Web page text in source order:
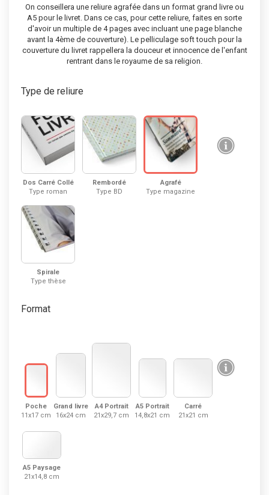
On conseillera une reliure agrafée dans un format grand livre ou
A5 pour le livret. Dans ce cas, pour cette reliure, faites en sorte
d'avoir un multiple de 4 pages avec incluant une page blanche
avant la 4ème de couverture). Le pelliculage soft touch pour la
couverture du livret rappellera la douceur et innocence de l'enfant
rentrant dans le royaume de sa religion.
Type de reliure
Dos Carré Collé
Type roman
Rembordé
Type BD
Agrafé
Type magazine
Spirale
Type thèse
Format
Poche
11x17 cm
Grand livre
16x24 cm
A4 Portrait
21x29,7 cm
A5 Portrait
14,8x21 cm
Carré
21x21 cm
A5 Paysage
21x14,8 cm